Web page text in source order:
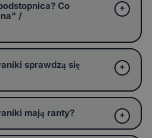
Co
/
sprawdzą się
mają ranty?